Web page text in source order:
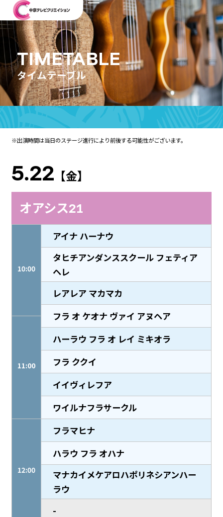
TIMETABLE
タイムテーブル
※出演時間は当日のステージ進行により前後する可能性がございます。
5.22 【金】
オアシス21
10:00
アイナ ハーナウ
タヒチアンダンススクール フェティア
ヘレ
レアレア マカマカ
11:00
フラ オ ケオナ ヴァイ アヌヘア
ハーラウ フラ オ レイ ミキオラ
フラ ククイ
イイヴィレフア
ワイルナフラサークル
12:00
フラマヒナ
ハラウ フラ オハナ
マナカイメケアロハポリネシアンハー
ラウ
-